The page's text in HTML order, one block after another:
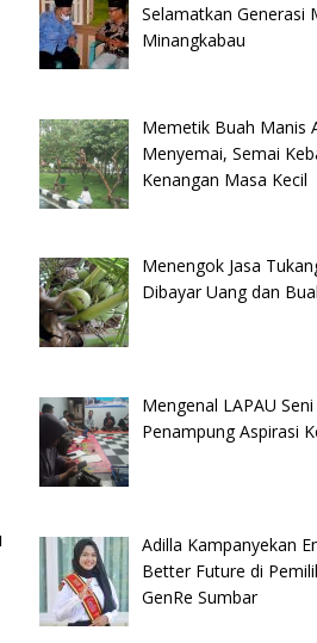
Selamatkan Generasi
Minangkabau
Memetik Buah Manis
Menyemai, Semai
Kenangan Masa Kecil
Menengok Jasa
Dibayar Uang dan
Mengenal LAPAU
Penampung Aspirasi
Adilla Kampanyekan
Better Future di
GenRe Sumbar